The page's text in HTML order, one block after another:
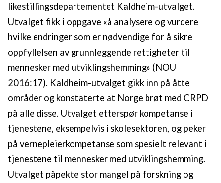
likestillingsdepartementet Kaldheim-utvalget.
Utvalget fikk i oppgave «å analysere og vurdere
hvilke endringer som er nødvendige for å sikre
oppfyllelsen av grunnleggende rettigheter til
mennesker med utviklingshemming» (NOU
2016:17). Kaldheim-utvalget gikk inn på åtte
områder og konstaterte at Norge brøt med CRPD
på alle disse. Utvalget etterspør kompetanse i
tjenestene, eksempelvis i skolesektoren, og peker
på vernepleierkompetanse som spesielt relevant i
tjenestene til mennesker med utviklingshemming.
Utvalget påpekte stor mangel på forskning og